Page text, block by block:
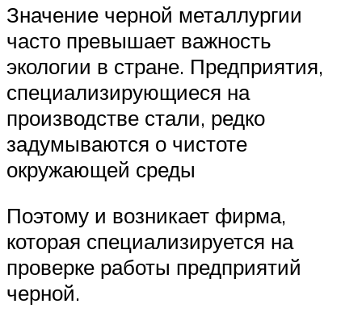
Значение черной металлургии
часто превышает важность
экологии в стране. Предприятия,
специализирующиеся на
производстве стали, редко
задумываются о чистоте
окружающей среды
Поэтому и возникает фирма,
которая специализируется на
проверке работы предприятий
черной.